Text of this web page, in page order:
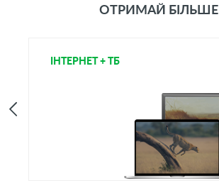
ОТРИМАЙ БІЛЬШЕ
ІНТЕРНЕТ + ТБ